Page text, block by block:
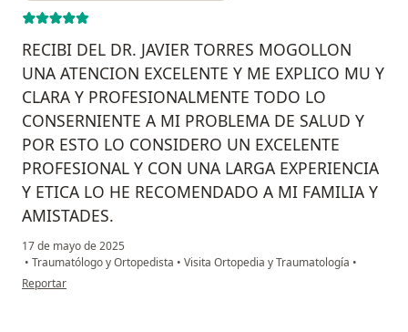
RECIBI DEL DR. JAVIER TORRES MOGOLLON
UNA ATENCION EXCELENTE Y ME EXPLICO MU Y
CLARA Y PROFESIONALMENTE TODO LO
CONSERNIENTE A MI PROBLEMA DE SALUD Y
POR ESTO LO CONSIDERO UN EXCELENTE
PROFESIONAL Y CON UNA LARGA EXPERIENCIA
Y ETICA LO HE RECOMENDADO A MI FAMILIA Y
AMISTADES.
17 de mayo de 2025
• Traumatólogo y Ortopedista • Visita Ortopedia y Traumatología •
en opinión del usuario LUZ ELENA DE CASTELLANOS
Reportar